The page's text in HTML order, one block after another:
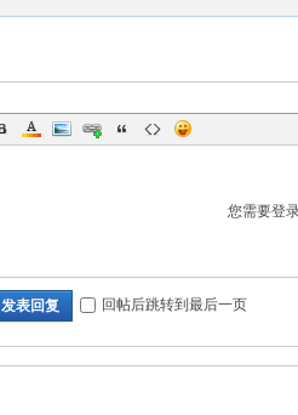
您需要登
发表回复 回帖后跳转到最后一页